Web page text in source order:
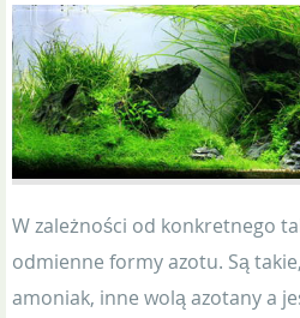
W zależności od konkretnego
odmienne formy azotu. Są
amoniak, inne wolą azotany a